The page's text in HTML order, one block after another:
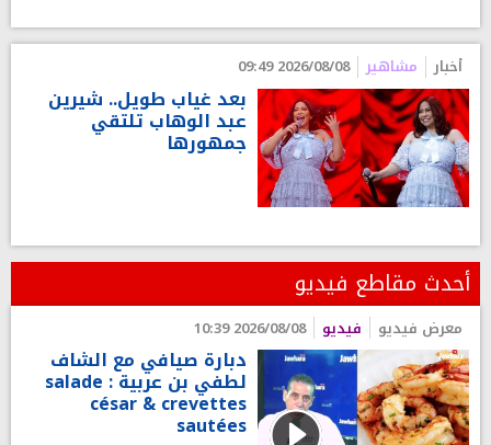
أخبار مشاهير 2026/08/08 09:49
بعد غياب طويل.. شيرين
عبد الوهاب تلتقي
جمهورها
أحدث مقاطع فيديو
معرض فيديو فيديو 2026/08/08 10:39
دبارة صيافي مع الشاف
لطفي بن عربية : salade
césar & crevettes
sautées